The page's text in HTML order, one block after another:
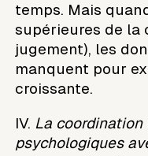
temps. Mais
supérieures de la
jugement), les
manquent pour
croissante.
IV. La coordination
psychologiques